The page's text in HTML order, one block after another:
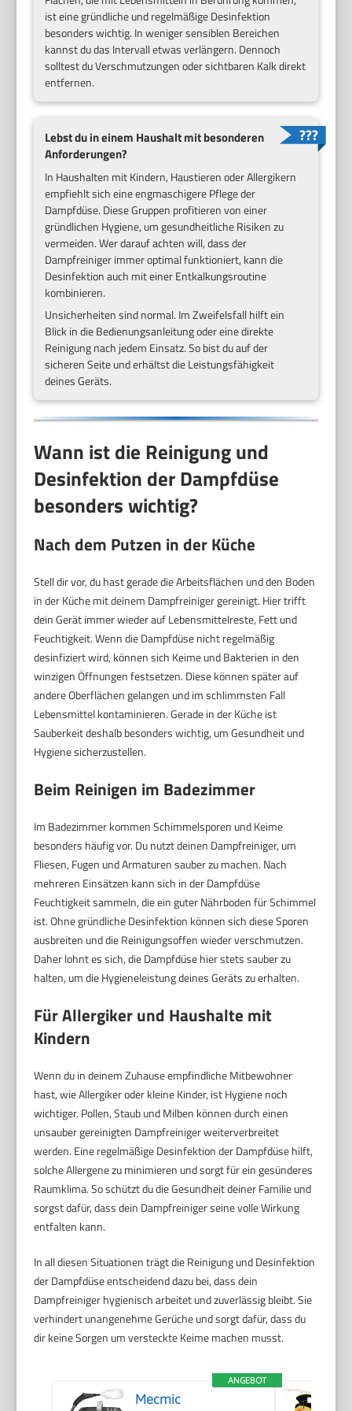
ist eine gründliche und regelmäßige Desinfektion
besonders wichtig. In weniger sensiblen Bereichen
kannst du das Intervall etwas verlängern. Dennoch
solltest du Verschmutzungen oder sichtbaren Kalk direkt
entfernen.
Lebst du in einem Haushalt mit besonderen
Anforderungen?
In Haushalten mit Kindern, Haustieren oder Allergikern
empfiehlt sich eine engmaschigere Pflege der
Dampfdüse. Diese Gruppen profitieren von einer
gründlichen Hygiene, um gesundheitliche Risiken zu
vermeiden. Wer darauf achten will, dass der
Dampfreiniger immer optimal funktioniert, kann die
Desinfektion auch mit einer Entkalkungsroutine
kombinieren.
Unsicherheiten sind normal. Im Zweifelsfall hilft ein
Blick in die Bedienungsanleitung oder eine direkte
Reinigung nach jedem Einsatz. So bist du auf der
sicheren Seite und erhältst die Leistungsfähigkeit
deines Geräts.
Wann ist die Reinigung und
Desinfektion der Dampfdüse
besonders wichtig?
Nach dem Putzen in der Küche
Stell dir vor, du hast gerade die Arbeitsflächen und den Boden
in der Küche mit deinem Dampfreiniger gereinigt. Hier trifft
dein Gerät immer wieder auf Lebensmittelreste, Fett und
Feuchtigkeit. Wenn die Dampfdüse nicht regelmäßig
desinfiziert wird, können sich Keime und Bakterien in den
winzigen Öffnungen festsetzen. Diese können später auf
andere Oberflächen gelangen und im schlimmsten Fall
Lebensmittel kontaminieren. Gerade in der Küche ist
Sauberkeit deshalb besonders wichtig, um Gesundheit und
Hygiene sicherzustellen.
Beim Reinigen im Badezimmer
Im Badezimmer kommen Schimmelsporen und Keime
besonders häufig vor. Du nutzt deinen Dampfreiniger, um
Fliesen, Fugen und Armaturen sauber zu machen. Nach
mehreren Einsätzen kann sich in der Dampfdüse
Feuchtigkeit sammeln, die ein guter Nährboden für Schimmel
ist. Ohne gründliche Desinfektion können sich diese Sporen
ausbreiten und die Reinigungsoffen wieder verschmutzen.
Daher lohnt es sich, die Dampfdüse hier stets sauber zu
halten, um die Hygieneleistung deines Geräts zu erhalten.
Für Allergiker und Haushalte mit
Kindern
Wenn du in deinem Zuhause empfindliche Mitbewohner
hast, wie Allergiker oder kleine Kinder, ist Hygiene noch
wichtiger. Pollen, Staub und Milben können durch einen
unsauber gereinigten Dampfreiniger weiterverbreitet
werden. Eine regelmäßige Desinfektion der Dampfdüse hilft,
solche Allergene zu minimieren und sorgt für ein gesünderes
Raumklima. So schützt du die Gesundheit deiner Familie und
sorgst dafür, dass dein Dampfreiniger seine volle Wirkung
entfalten kann.
In all diesen Situationen trägt die Reinigung und Desinfektion
der Dampfdüse entscheidend dazu bei, dass dein
Dampfreiniger hygienisch arbeitet und zuverlässig bleibt. Sie
verhindert unangenehme Gerüche und sorgt dafür, dass du
dir keine Sorgen um versteckte Keime machen musst.
ANGEBOT
Mecmic